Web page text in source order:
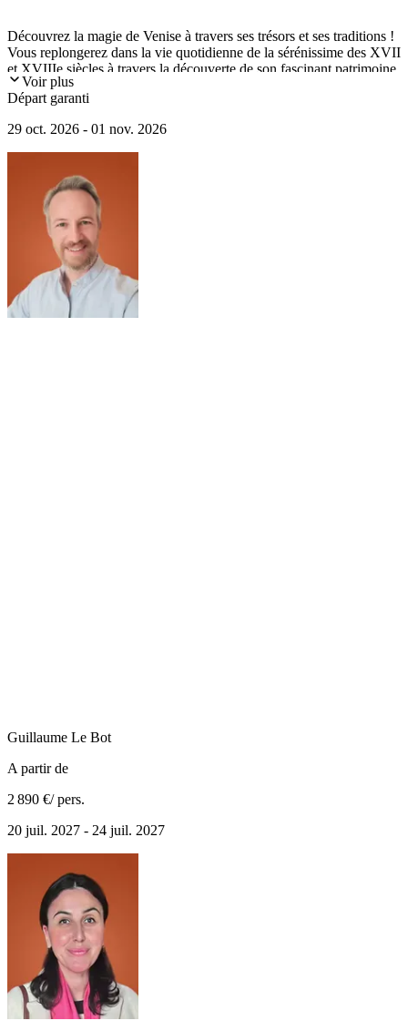
Découvrez la magie de Venise à travers ses trésors et ses traditions !
Vous replongerez dans la vie quotidienne de la sérénissime des XVII
et XVIIIe siècles à travers la découverte de son fascinant patrimoine.
La majestueuse basilique Saint-Marc, le palais d’un prince vénitien
bordant le grand canal, les masques de carnaval, les gondoles, les
secrets fascinants à découvrir. Une expérience enrichissante qui allie
culture et amusement pour toute la famille !
Voir plus
Départ garanti
29 oct. 2026 - 01 nov. 2026
Guillaume Le Bot
A partir de
2 890 €/ pers.
20 juil. 2027 - 24 juil. 2027